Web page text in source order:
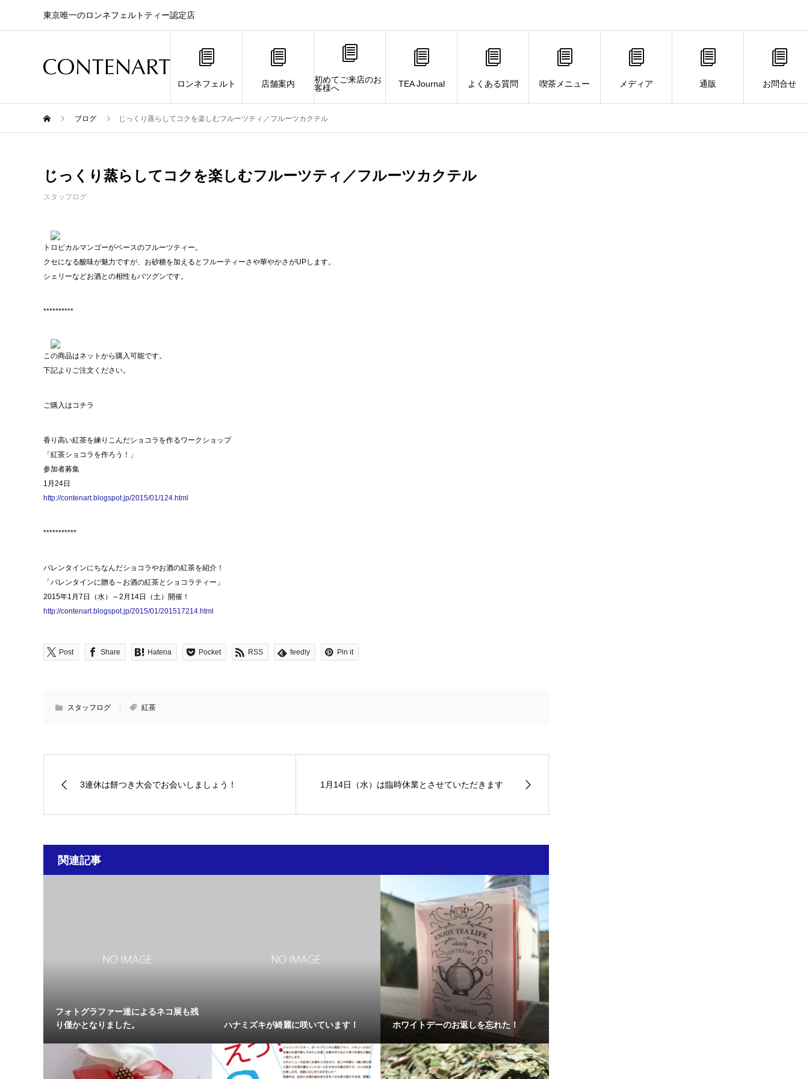
東京唯一のロンネフェルトティー認定店
ロンネフェルト 店舗案内
初めてご来店のお
客様へ
TEA Journal よくある質問 喫茶メニュー メディア 通販 お問合せ
ブログ じっくり蒸らしてコクを楽しむフルーツティ／フルーツカクテル
じっくり蒸らしてコクを楽しむフルーツティ／フルーツカクテル
スタッフログ
トロピカルマンゴーがベースのフルーツティー。
クセになる酸味が魅力ですが、お砂糖を加えるとフルーティーさや華やかさがUPします。
シェリーなどお酒との相性もバツグンです。
**********
この商品はネットから購入可能です。
下記よりご注文ください。
ご購入はコチラ
香り高い紅茶を練りこんだショコラを作るワークショップ
「紅茶ショコラを作ろう！」
参加者募集
1月24日
http://contenart.blogspot.jp/2015/01/124.html
***********
バレンタインにちなんだショコラやお酒の紅茶を紹介！
「バレンタインに贈る～お酒の紅茶とショコラティー」
2015年1月7日（水）～2月14日（土）開催！
http://contenart.blogspot.jp/2015/01/201517214.html
Post Share Hatena Pocket RSS feedly Pin it
スタッフログ 紅茶
3連休は餅つき大会でお会いしましょう！ 1月14日（水）は臨時休業とさせていただきます
関連記事
フォトグラファー達によるネコ展も残
り僅かとなりました。
ハナミズキが綺麗に咲いています！ ホワイトデーのお返しを忘れた！